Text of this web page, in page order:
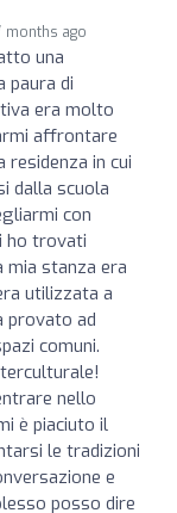
months ago
una
paura di
era molto
affrontare
residenza in cui
dalla scuola
con
ho trovati
mia stanza era
utilizzata a
provato ad
comuni.
nello
è piaciuto il
le tradizioni
e
posso dire